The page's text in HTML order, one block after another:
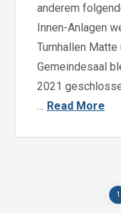
anderem
Innen-Anlagen
Turnhallen
Gemeindesaal
2021
… Read More
1